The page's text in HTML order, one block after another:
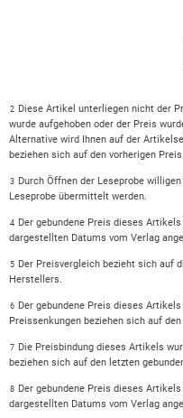
2
Diese Artikel unterliegen nicht der
wurde aufgehoben oder der Preis
Alternative wird Ihnen auf der
beziehen sich auf den vorherigen Preis.
3
Durch Öffnen der Leseprobe
Leseprobe übermittelt werden.
4
Der gebundene Preis dieses
dargestellten Datums vom Verlag
5
Der Preisvergleich bezieht sich auf
Herstellers.
6
Der gebundene Preis dieses
Preissenkungen beziehen sich auf
7
Die Preisbindung dieses Artikels
beziehen sich auf den letzten
8
Der gebundene Preis dieses
dargestellten Datums vom Verlag